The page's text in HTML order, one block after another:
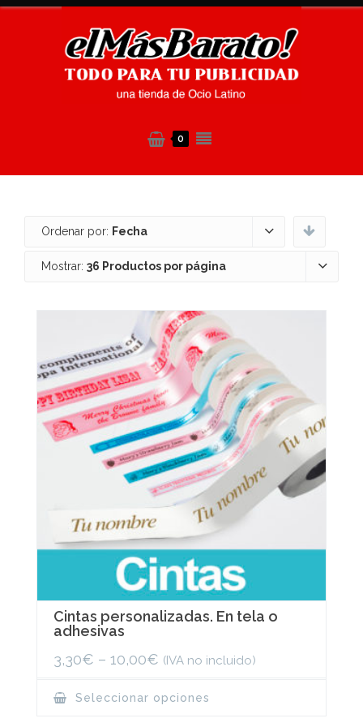
0
Ordenar por: Fecha
Mostrar: 36 Productos por página
Cintas personalizadas. En tela o
adhesivas
3,30€ – 10,00€ (IVA no incluido)
Seleccionar opciones